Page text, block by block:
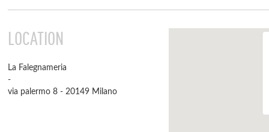
LOCATION
La Falegnameria
-
via palermo 8 - 20149 Milano